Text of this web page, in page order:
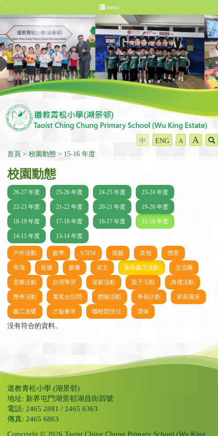
menu
中 ENG A A
首頁 校園動態 15-16 年度
校園動態
26-27 年度 25-26 年度 24-25 年度 23-24 年度
22-23 年度 21-22 年度 20-21 年度 19-20 年度
18-19 年度 17-18 年度 16-17 年度 15-16 年度
14-15 年度 13-14 年度
戶外活動 數學 STEM 視藝 其他 體育
常識 音樂 圖書 英文 家長義工活動 交流團
音樂活動 自理學習 迎新活動 親子活動 典禮活動
歷奇活動 電視台訪問 體驗活動 學長計劃 家長講座
義工送暖 才藝薈萃 聯校競技日 環保
没有符合的資料。
道教青松小學 (湖景邨)
地址: 新界屯門湖景邨湖昌街四號
電話: 2465 2881 / 2465 6363
傳真: 2465 6863
Copyright © 2026 Taoist Ching Chung Primary School (Wu King